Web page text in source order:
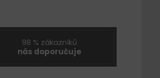
98 % zákazníků
nás doporučuje